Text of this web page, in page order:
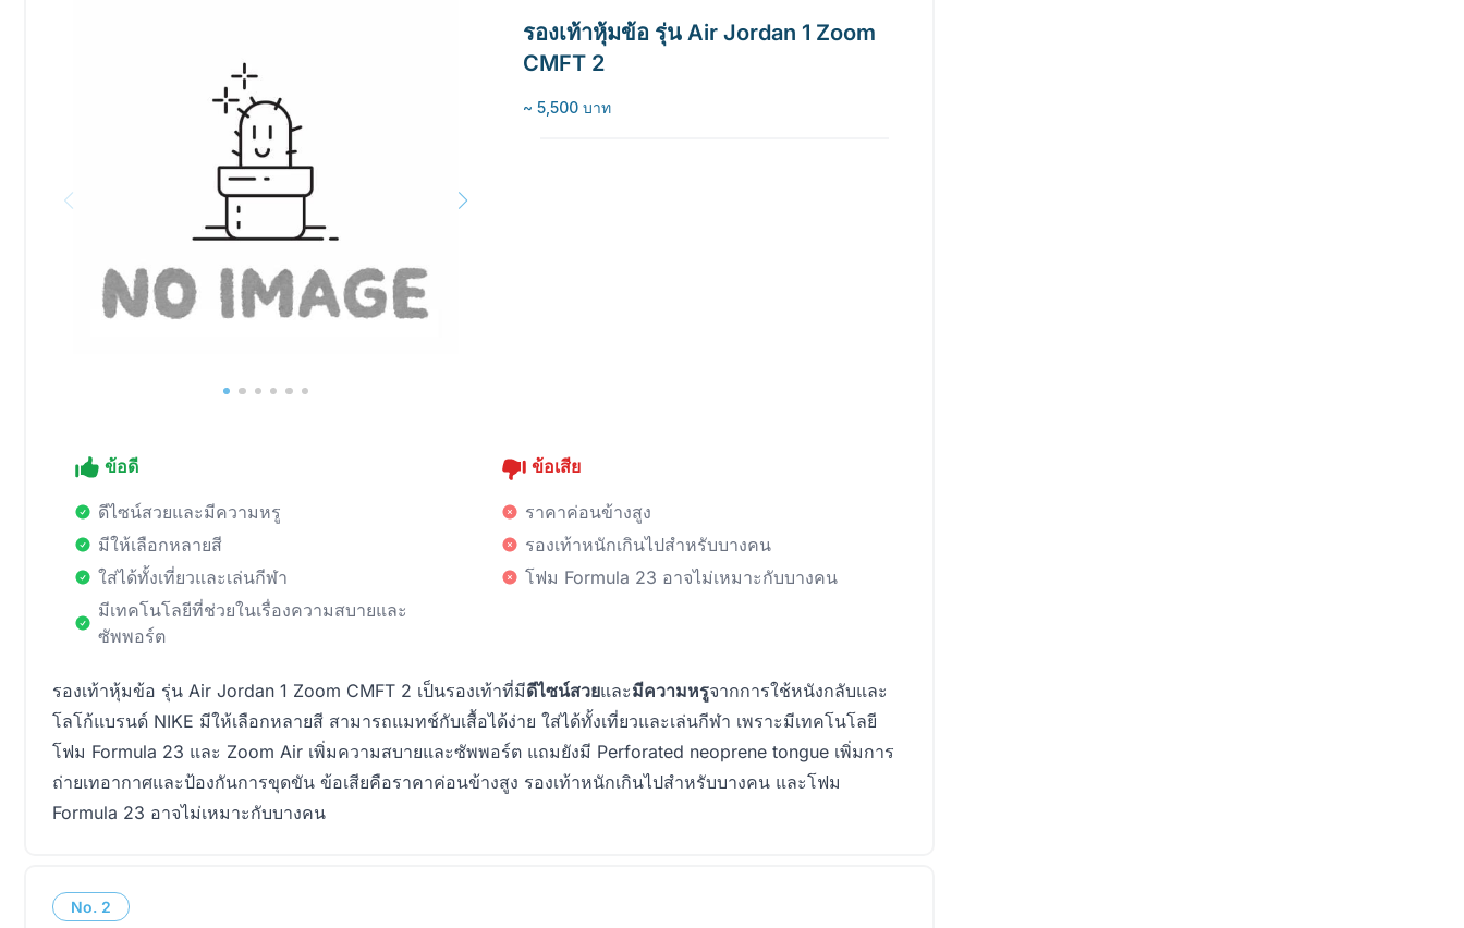
รองเท้าหุ้มข้อ รุ่น Air Jordan 1 Zoom
CMFT 2
~ 5,500 บาท
ข้อดี
ดีไซน์สวยและมีความหรู
มีให้เลือกหลายสี
ใส่ได้ทั้งเที่ยวและเล่นกีฬา
มีเทคโนโลยีที่ช่วยในเรื่องความสบายและ
ซัพพอร์ต
ข้อเสีย
ราคาค่อนข้างสูง
รองเท้าหนักเกินไปสำหรับบางคน
โฟม Formula 23 อาจไม่เหมาะกับบางคน
รองเท้าหุ้มข้อ รุ่น Air Jordan 1 Zoom CMFT 2 เป็นรองเท้าที่มีดีไซน์สวยและมีความหรูจากการใช้หนังกลับและ
โลโก้แบรนด์ NIKE มีให้เลือกหลายสี สามารถแมทช์กับเสื้อได้ง่าย ใส่ได้ทั้งเที่ยวและเล่นกีฬา เพราะมีเทคโนโลยี
โฟม Formula 23 และ Zoom Air เพิ่มความสบายและซัพพอร์ต แถมยังมี Perforated neoprene tongue เพิ่มการ
ถ่ายเทอากาศและป้องกันการขุดขัน ข้อเสียคือราคาค่อนข้างสูง รองเท้าหนักเกินไปสำหรับบางคน และโฟม
Formula 23 อาจไม่เหมาะกับบางคน
No. 2